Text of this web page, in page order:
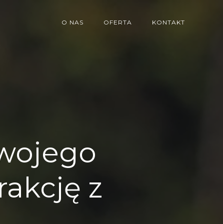
O NAS OFERTA KONTAKT
z